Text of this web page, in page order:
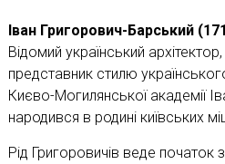
Іван Григорович-Барський
Відомий український
представник стилю
Києво-Могилянської академії
народився в родині київських
Рід Григоровичів веде початок